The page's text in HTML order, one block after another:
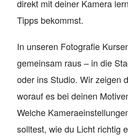
direkt mit deiner Kamera
Tipps bekommst.
In unseren Fotografie
gemeinsam raus – in die
oder ins Studio. Wir zeigen
worauf es bei deinen
Welche
solltest, wie du Licht richtig